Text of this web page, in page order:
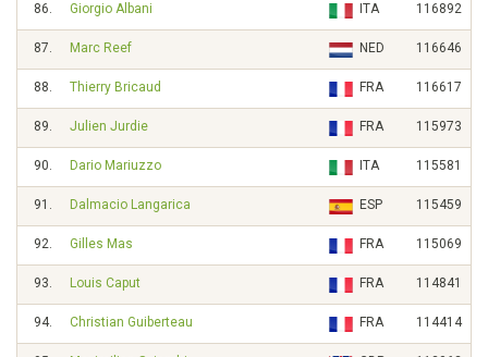
86. Giorgio Albani ITA 116892
87. Marc Reef NED 116646
88. Thierry Bricaud FRA 116617
89. Julien Jurdie FRA 115973
90. Dario Mariuzzo ITA 115581
91. Dalmacio Langarica ESP 115459
92. Gilles Mas FRA 115069
93. Louis Caput FRA 114841
94. Christian Guiberteau FRA 114414